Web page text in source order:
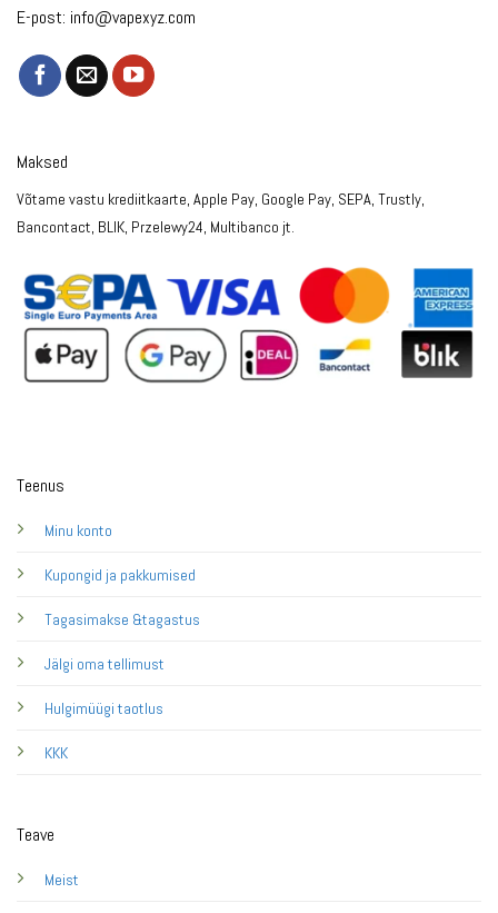
E-post: info@vapexyz.com
Teenus
Minu konto
Kupongid ja pakkumised
Tagasimakse &tagastus
Jälgi oma tellimust
Hulgimüügi taotlus
KKK
Teave
Meist
Maksed
Võtame vastu krediitkaarte, Apple Pay, Google Pay, SEPA, Trustly,
Bancontact, BLIK, Przelewy24, Multibanco jt.